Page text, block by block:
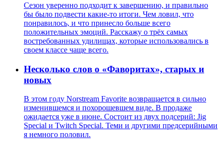
Сезон уверенно подходит к завершению, и правильно
бы было подвести какие-то итоги. Чем ловил, что
понравилось, и что принесло больше всего
положительных эмоций. Расскажу о трёх самых
востребованных удилищах, которые использовались в
своем классе чаще всего.
Несколько слов о «Фаворитах», старых и
новых
В этом году Norstream Favorite возвращается в сильно
изменившемся и похорошевшем виде. В продаже
ожидается уже в июне. Состоит из двух подсерий: Jig
Special и Twitch Special. Теми и другими предсерийными
я немного половил.